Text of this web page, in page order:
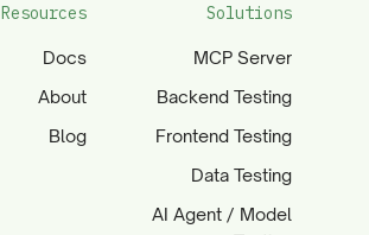
Solutions
MCP Server
Backend Testing
Frontend Testing
Data Testing
AI Agent / Model
Resources
Docs
About
Blog